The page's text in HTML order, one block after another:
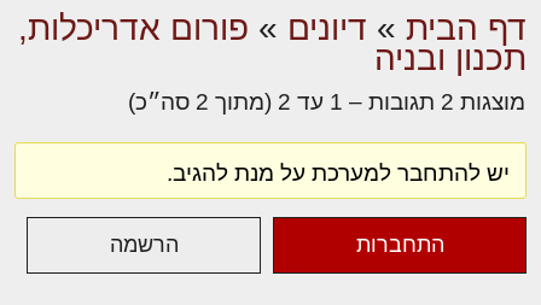
דף הבית » דיונים » פורום אדריכלות,
תכנון ובניה
מוצגות 2 תגובות – 1 עד 2 (מתוך 2 סה״כ)
יש להתחבר למערכת על מנת להגיב.
התחברות הרשמה